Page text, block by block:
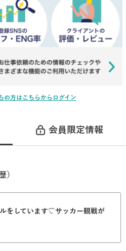
の方はこちらからログイン
会員限定情報
）
をしています♡サッカー観戦が